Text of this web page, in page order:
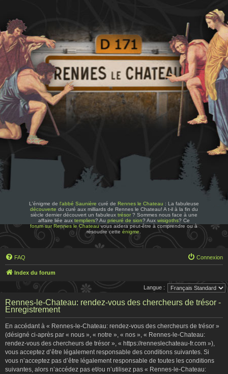
L'énigme de l'abbé Saunière curé de Rennes le Chateau : La fabuleuse
découverte du curé aux milliards de Rennes le Chateau! A t-il à la fin du
siècle dernier découvert un fabuleux trésor? Sommes nous face à une
affaire liée aux templiers? Au prieuré de sion? Aux wisigoths? Ce
forum sur Rennes le Chateauvous aidera peut-être à comprendre ou à
résoudre cetteénigme
FAQ Connexion
Index du forum
Langue :
Rennes-le-Chateau: rendez-vous des chercheurs de trésor -
Enregistrement
En accédant à « Rennes-le-Chateau: rendez-vous des chercheurs de trésor »
(désigné ci-après par « nous », « notre », « nos », « Rennes-le-Chateau:
rendez-vous des chercheurs de trésor », « https://renneslechateau-fr.com »),
vous acceptez d’être légalement responsable des conditions suivantes. Si
vous n’acceptez pas d’être légalement responsable de toutes les conditions
suivantes, alors n’accédez pas et/ou n’utilisez pas « Rennes-le-Chateau: